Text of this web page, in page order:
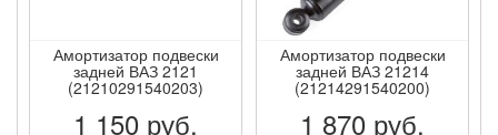
Амортизатор подвески
задней ВАЗ 2121
(21210291540203)
1 150 руб.
Амортизатор подвески
задней ВАЗ 21214
(21214291540200)
1 870 руб.